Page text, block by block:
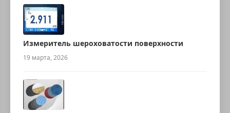
Измеритель шероховатости поверхности
19 марта, 2026